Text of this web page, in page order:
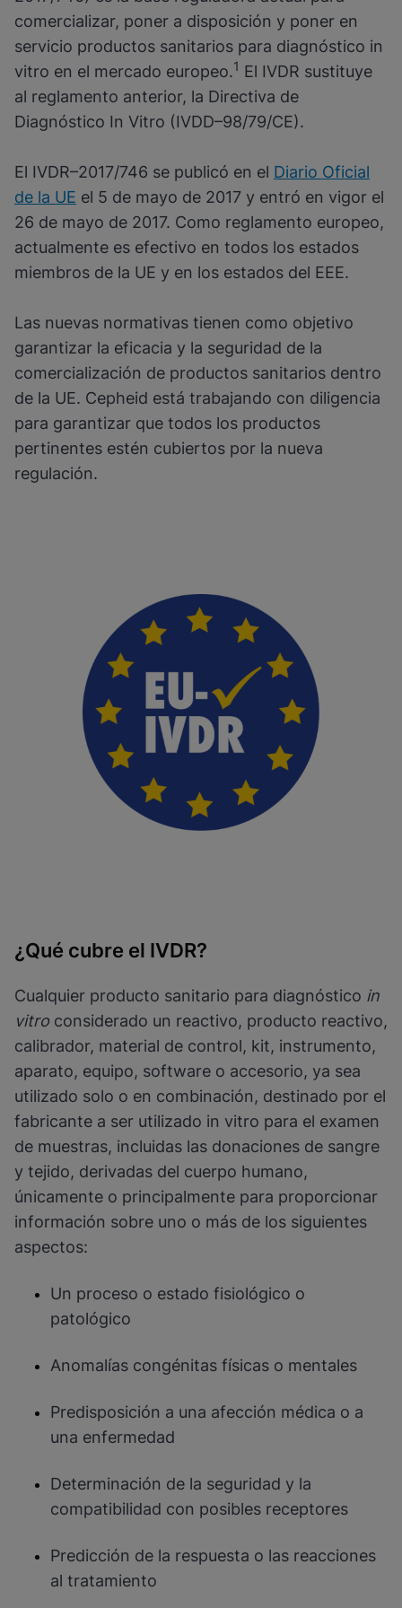
comercializar, poner a disposición y poner en
servicio productos sanitarios para diagnóstico in
vitro en el mercado europeo.1 El IVDR sustituye
al reglamento anterior, la Directiva de
Diagnóstico In Vitro (IVDD–98/79/CE).
El IVDR–2017/746 se publicó en el Diario Oficial
de la UE el 5 de mayo de 2017 y entró en vigor el
26 de mayo de 2017. Como reglamento europeo,
actualmente es efectivo en todos los estados
miembros de la UE y en los estados del EEE.
Las nuevas normativas tienen como objetivo
garantizar la eficacia y la seguridad de la
comercialización de productos sanitarios dentro
de la UE. Cepheid está trabajando con diligencia
para garantizar que todos los productos
pertinentes estén cubiertos por la nueva
regulación.
¿Qué cubre el IVDR?
Cualquier producto sanitario para diagnóstico in
vitro considerado un reactivo, producto reactivo,
calibrador, material de control, kit, instrumento,
aparato, equipo, software o accesorio, ya sea
utilizado solo o en combinación, destinado por el
fabricante a ser utilizado in vitro para el examen
de muestras, incluidas las donaciones de sangre
y tejido, derivadas del cuerpo humano,
únicamente o principalmente para proporcionar
información sobre uno o más de los siguientes
aspectos:
Un proceso o estado fisiológico o
patológico
Anomalías congénitas físicas o mentales
Predisposición a una afección médica o a
una enfermedad
Determinación de la seguridad y la
compatibilidad con posibles receptores
Predicción de la respuesta o las reacciones
al tratamiento